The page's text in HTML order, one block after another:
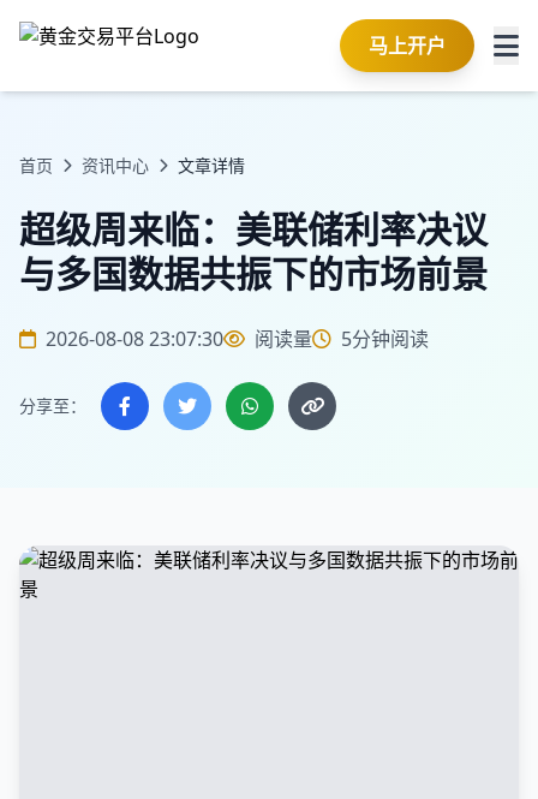
马上开户
首页 资讯中心 文章详情
超级周来临：美联储利率决议
与多国数据共振下的市场前景
2026-08-08 23:07:30 阅读量 5分钟阅读
分享至：